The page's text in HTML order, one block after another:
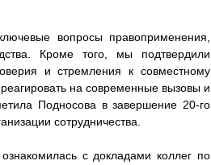
вопросы правоприменения,
Кроме того, мы подтвердили
и стремления к совместному
на современные вызовы и
Подносова в завершение 20-го
сотрудничества.
с докладами коллег по